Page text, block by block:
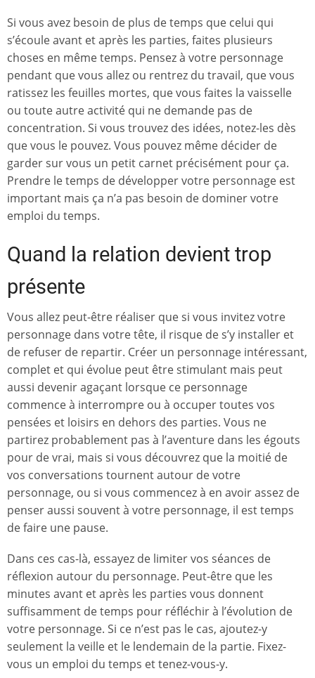
Si vous avez besoin de plus de temps que celui qui
s’écoule avant et après les parties, faites plusieurs
choses en même temps. Pensez à votre personnage
pendant que vous allez ou rentrez du travail, que vous
ratissez les feuilles mortes, que vous faites la vaisselle
ou toute autre activité qui ne demande pas de
concentration. Si vous trouvez des idées, notez-les dès
que vous le pouvez. Vous pouvez même décider de
garder sur vous un petit carnet précisément pour ça.
Prendre le temps de développer votre personnage est
important mais ça n’a pas besoin de dominer votre
emploi du temps.
Quand la relation devient trop
présente
Vous allez peut-être réaliser que si vous invitez votre
personnage dans votre tête, il risque de s’y installer et
de refuser de repartir. Créer un personnage intéressant,
complet et qui évolue peut être stimulant mais peut
aussi devenir agaçant lorsque ce personnage
commence à interrompre ou à occuper toutes vos
pensées et loisirs en dehors des parties. Vous ne
partirez probablement pas à l’aventure dans les égouts
pour de vrai, mais si vous découvrez que la moitié de
vos conversations tournent autour de votre
personnage, ou si vous commencez à en avoir assez de
penser aussi souvent à votre personnage, il est temps
de faire une pause.
Dans ces cas-là, essayez de limiter vos séances de
réflexion autour du personnage. Peut-être que les
minutes avant et après les parties vous donnent
suffisamment de temps pour réfléchir à l’évolution de
votre personnage. Si ce n’est pas le cas, ajoutez-y
seulement la veille et le lendemain de la partie. Fixez-
vous un emploi du temps et tenez-vous-y.